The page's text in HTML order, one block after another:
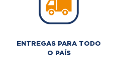
ENTREGAS PARA TODO
O PAÍS